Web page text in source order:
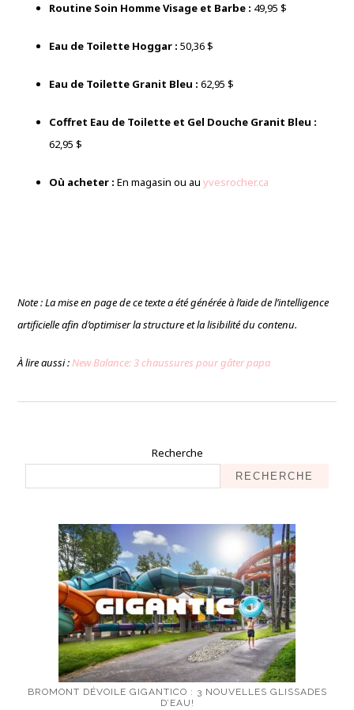
Routine Soin Homme Visage et Barbe : 49,95 $
Eau de Toilette Hoggar : 50,36 $
Eau de Toilette Granit Bleu : 62,95 $
Coffret Eau de Toilette et Gel Douche Granit Bleu :
62,95 $
Où acheter : En magasin ou auyvesrocher.ca
Note : La mise en page de ce texte a été générée à l’aide de l’intelligence
artificielle afin d’optimiser la structure et la lisibilité du contenu.
À lire aussi :New Balance: 3 chaussures pour gâter papa
Recherche
RECHERCHE
BROMONT DÉVOILE GIGANTICO : 3 NOUVELLES GLISSADES
D’EAU!